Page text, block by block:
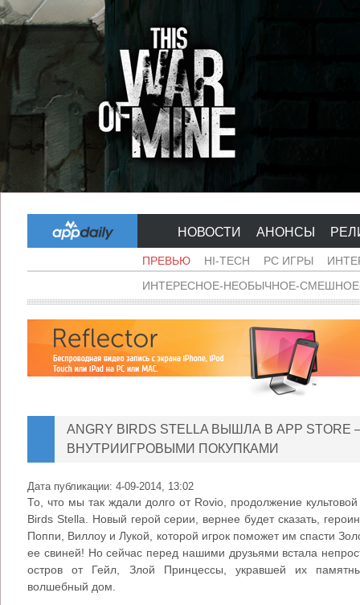
НОВОСТИ АНОНСЫ
ПРЕВЬЮ HI-TECH PC ИГРЫ
ИНТЕРЕСНОЕ-НЕОБЫЧНОЕ-
ANGRY BIRDS STELLA ВЫШЛА В APP
ВНУТРИИГРОВЫМИ ПОКУПКАМИ
Дата публикации: 4-09-2014, 13:02
То, что мы так ждали долго от Rovio, продолжение
Birds Stella. Новый герой серии, вернее будет сказать,
Поппи, Виллоу и Лукой, которой игрок поможет им спасти
ее свиней! Но сейчас перед нашими друзьями встала
остров от Гейл, Злой Принцессы, укравшей их
волшебный дом.